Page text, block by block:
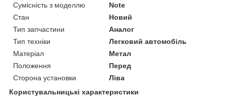
Сумісність з моделлю
Note
Стан
Новий
Тип запчастини
Аналог
Тип техніки
Легковий автомобіль
Матеріал
Метал
Положення
Перед
Сторона установки
Ліва
Користувальницькі характеристики